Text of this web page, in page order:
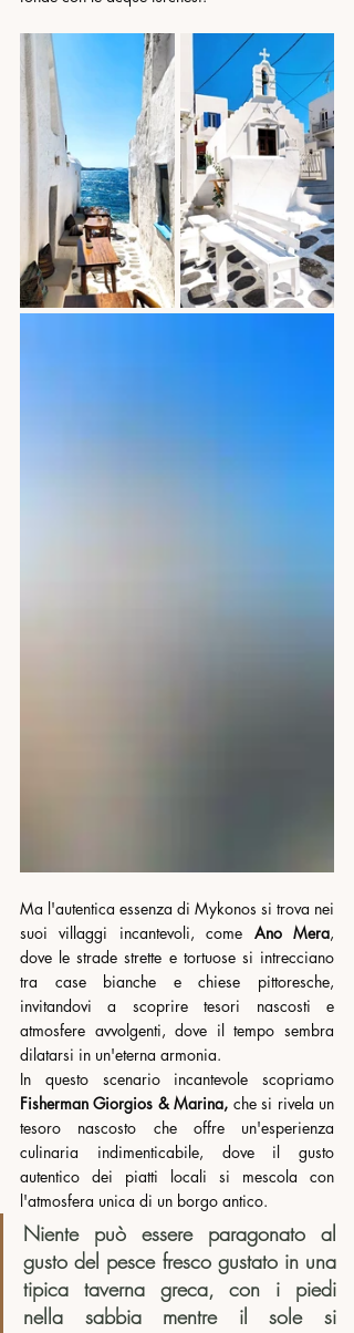
Ma l'autentica essenza di Mykonos si trova nei
suoi villaggi incantevoli, come Ano Mera,
dove le strade strette e tortuose si intrecciano
tra case bianche e chiese pittoresche,
invitandovi a scoprire tesori nascosti e
atmosfere avvolgenti, dove il tempo sembra
dilatarsi in un'eterna armonia.
Fisherman Giorgios & Marina, che si rivela un
tesoro nascosto che offre un'esperienza
culinaria indimenticabile, dove il gusto
autentico dei piatti locali si mescola con
l'atmosfera unica di un borgo antico.
Niente può essere paragonato al
gusto del pesce fresco gustato in una
tipica taverna greca, con i piedi
nella sabbia mentre il sole si